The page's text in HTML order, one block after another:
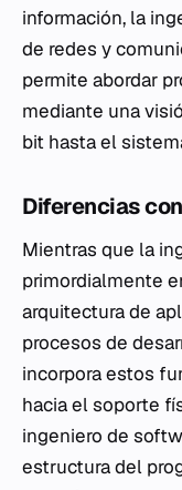
información, la
de redes y
permite abordar
mediante una
bit hasta el
Diferencias
Mientras que la
primordialmente
arquitectura de
procesos de
incorpora estos
hacia el soporte
ingeniero de
estructura del